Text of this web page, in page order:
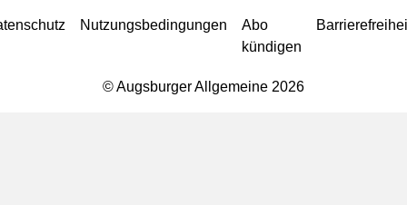
Nutzungsbedingungen
Abo
kündigen
© Augsburger Allgemeine 2026